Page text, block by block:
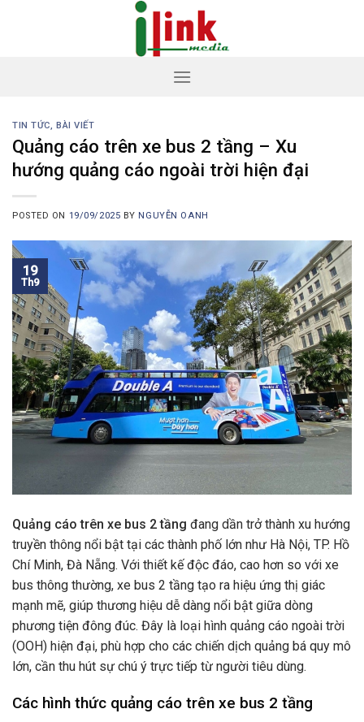
TIN TỨC, BÀI VIẾT
Quảng cáo trên xe bus 2 tầng – Xu
hướng quảng cáo ngoài trời hiện đại
POSTED ON 19/09/2025 BY NGUYỄN OANH
19
Th9
Quảng cáo trên xe bus 2 tầng đang dần trở thành xu hướng
truyền thông nổi bật tại các thành phố lớn như Hà Nội, TP. Hồ
Chí Minh, Đà Nẵng. Với thiết kế độc đáo, cao hơn so với xe
bus thông thường, xe bus 2 tầng tạo ra hiệu ứng thị giác
mạnh mẽ, giúp thương hiệu dễ dàng nổi bật giữa dòng
phương tiện đông đúc. Đây là loại hình quảng cáo ngoài trời
(OOH) hiện đại, phù hợp cho các chiến dịch quảng bá quy mô
lớn, cần thu hút sự chú ý trực tiếp từ người tiêu dùng.
Các hình thức quảng cáo trên xe bus 2 tầng